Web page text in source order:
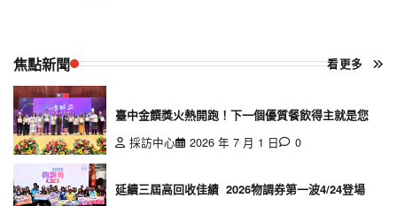
焦點新聞 看更多
臺中金饌獎火熱開跑！下一個優質餐飲得主就是您
採訪中心
2026 年 7 月 1 日 0
延續三屆高回收佳績 2026物調券第一波4/24登場